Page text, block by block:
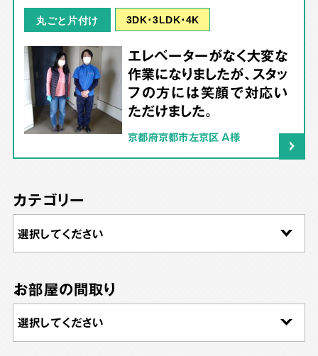
丸ごと片付け 3DK･3LDK･4K
エレベーターがなく大変な
作業になりましたが、スタッ
フの方には笑顔で対応い
ただけました。
京都府京都市左京区 A様
カテゴリー
お部屋の間取り